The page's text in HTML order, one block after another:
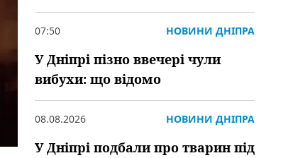
07:50 НОВИНИ ДНІПРА
У Дніпрі пізно ввечері чули
вибухи: що відомо
08.08.2026 НОВИНИ ДНІПРА
У Дніпрі подбали про тварин під